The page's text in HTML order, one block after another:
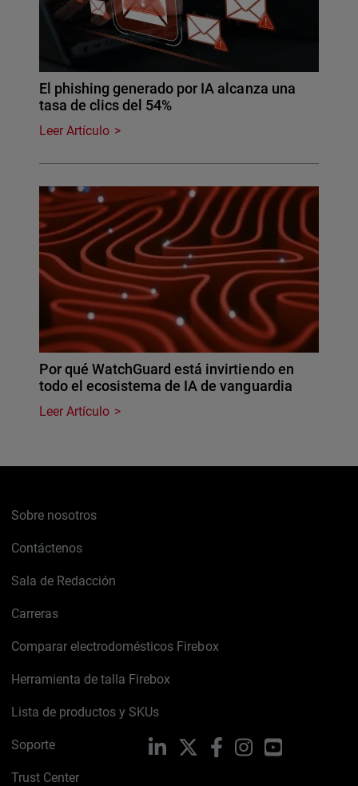
El phishing generado por IA alcanza una
tasa de clics del 54%
Leer Artículo
Por qué WatchGuard está invirtiendo en
todo el ecosistema de IA de vanguardia
Leer Artículo
Sobre nosotros
Contáctenos
Sala de Redacción
Carreras
Comparar electrodomésticos Firebox
Herramienta de talla Firebox
Lista de productos y SKUs
Soporte
Trust Center
LinkedIn FacebookInstagramYouTube